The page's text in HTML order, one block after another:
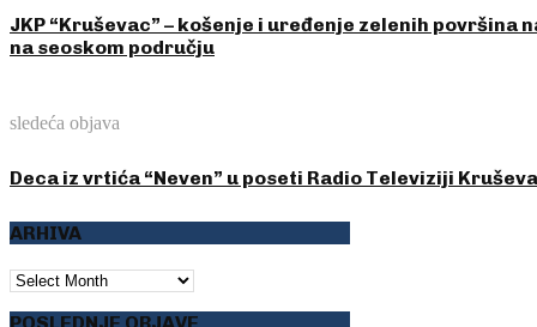
JKP “Kruševac” – košenje i uređenje zelenih
na seoskom području
sledeća objava
Deca iz vrtića “Neven” u poseti Radio Televiziji
ARHIVA
ARHIVA